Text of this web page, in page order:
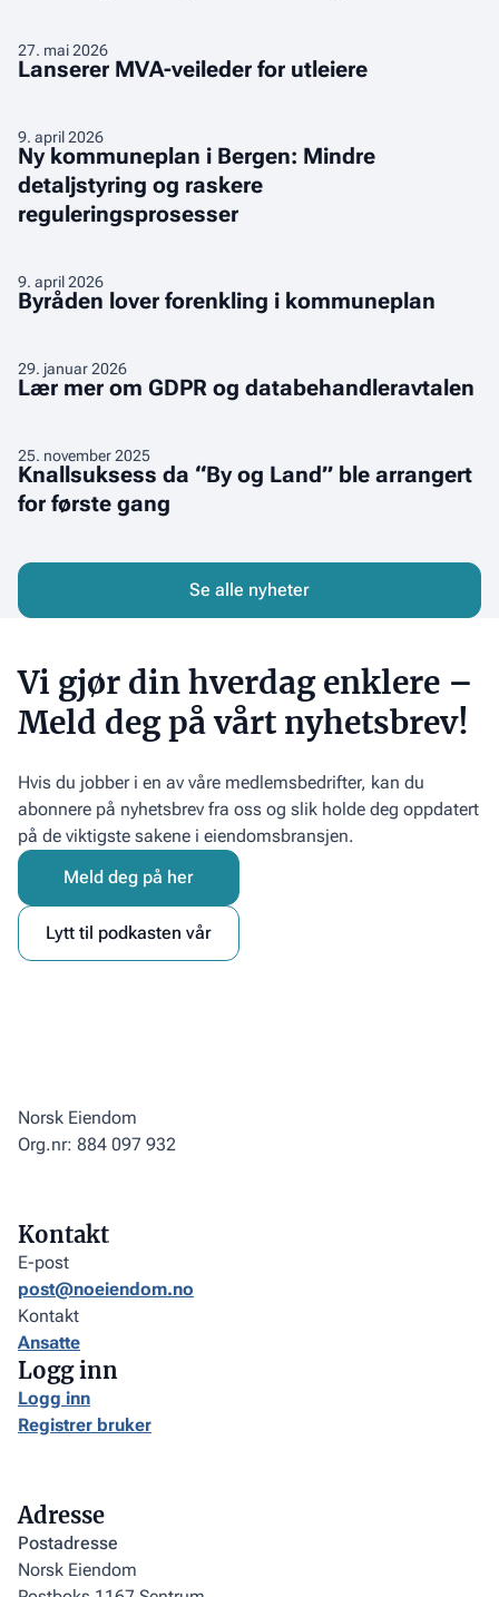
dyre
feil
27. mai 2026
Lanserer MVA-veileder for utleiere
Lanserer
MVA-
for
utleiere
9. april 2026
Ny kommuneplan i Bergen: Mindre
detaljstyring og raskere
reguleringsprosesser
Ny
kommuneplan
i
Bergen:
og
9. april 2026
Byråden lover forenkling i kommuneplan
Byråden
lover
i
kommuneplan
29. januar 2026
Lær mer om GDPR og databehandleravtalen
Lær
mer
GDPR
og
databehandleravtalen
25. november 2025
Knallsuksess da “By og Land” ble arrangert
for første gang
Knallsuksess
da
“By
Land”
arrangert
første
gang
Se alle nyheter
Vi gjør din hverdag enklere –
Meld deg på vårt nyhetsbrev!
Hvis du jobber i en av våre medlemsbedrifter, kan du
abonnere på nyhetsbrev fra oss og slik holde deg oppdatert
på de viktigste sakene i eiendomsbransjen.
Meld deg på her
Lytt til podkasten vår
Norsk Eiendom
Org.nr: 884 097 932
Kontakt
E-post
post@noeiendom.no
Kontakt
Ansatte
Logg inn
Logg inn
Registrer bruker
Adresse
Postadresse
Norsk Eiendom